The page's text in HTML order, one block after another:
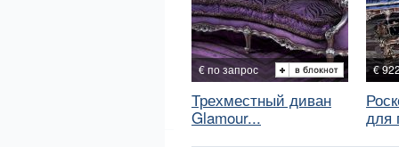
€ по запрос
Трехместный диван
Glamour...
€
для